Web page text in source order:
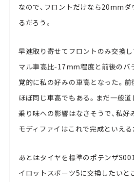
なので、フロントだけなら20mmダ
るだろう。
早速取り寄せてフロントのみ交換し
マル車高比-17mm程度と前後のバ
覚的に私の好みの車高となった。
ほぼ同じ車高でもある。まだ一般
乗り味への影響はなさそうで、私好
モディファイはこれで完成といえる
あとはタイヤを標準のポテンザ
イロットスポーツ5に交換したいと